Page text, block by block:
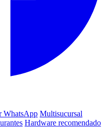
WhatsApp Multisucursal
Hardware recomendado